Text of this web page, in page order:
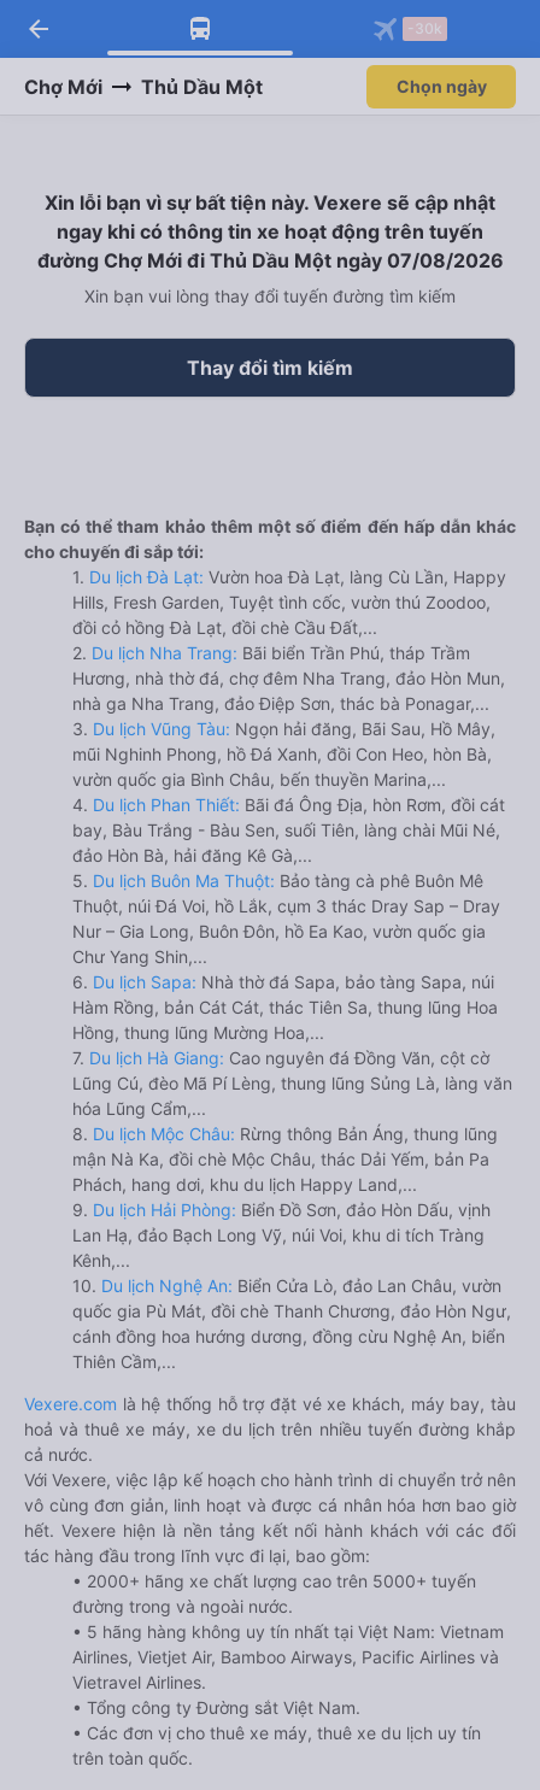
Tải app Vexere ngay!
Nhận ưu đãi thành viên độc
Mở app
Tải app Vexere
-30k/ghế khi đặt vé máy bay qua
Mở app
arrow_back -30k
Chợ Mới Thủ Dầu Một Chọn ngày
Xin lỗi bạn vì sự bất tiện này. Vexere sẽ cập nhật
ngay khi có thông tin xe hoạt động trên tuyến
đường Chợ Mới đi Thủ Dầu Một ngày 07/08/2026
Xin bạn vui lòng thay đổi tuyến đường tìm kiếm
Thay đổi tìm kiếm
Bạn có thể tham khảo thêm một số điểm đến hấp dẫn khác
cho chuyến đi sắp tới:
1. Du lịch Đà Lạt: Vườn hoa Đà Lạt, làng Cù Lần, Happy
Hills, Fresh Garden, Tuyệt tình cốc, vườn thú Zoodoo,
đồi cỏ hồng Đà Lạt, đồi chè Cầu Đất,...
2. Du lịch Nha Trang: Bãi biển Trần Phú, tháp Trầm
Hương, nhà thờ đá, chợ đêm Nha Trang, đảo Hòn Mun,
nhà ga Nha Trang, đảo Điệp Sơn, thác bà Ponagar,...
3. Du lịch Vũng Tàu: Ngọn hải đăng, Bãi Sau, Hồ Mây,
mũi Nghinh Phong, hồ Đá Xanh, đồi Con Heo, hòn Bà,
vườn quốc gia Bình Châu, bến thuyền Marina,...
4. Du lịch Phan Thiết: Bãi đá Ông Địa, hòn Rơm, đồi cát
bay, Bàu Trắng - Bàu Sen, suối Tiên, làng chài Mũi Né,
đảo Hòn Bà, hải đăng Kê Gà,...
5. Du lịch Buôn Ma Thuột: Bảo tàng cà phê Buôn Mê
Thuột, núi Đá Voi, hồ Lắk, cụm 3 thác Dray Sap – Dray
Nur – Gia Long, Buôn Đôn, hồ Ea Kao, vườn quốc gia
Chư Yang Shin,...
6. Du lịch Sapa: Nhà thờ đá Sapa, bảo tàng Sapa, núi
Hàm Rồng, bản Cát Cát, thác Tiên Sa, thung lũng Hoa
Hồng, thung lũng Mường Hoa,...
7. Du lịch Hà Giang: Cao nguyên đá Đồng Văn, cột cờ
Lũng Cú, đèo Mã Pí Lèng, thung lũng Sủng Là, làng văn
hóa Lũng Cẩm,...
8. Du lịch Mộc Châu: Rừng thông Bản Áng, thung lũng
mận Nà Ka, đồi chè Mộc Châu, thác Dải Yếm, bản Pa
Phách, hang dơi, khu du lịch Happy Land,...
9. Du lịch Hải Phòng: Biển Đồ Sơn, đảo Hòn Dấu, vịnh
Lan Hạ, đảo Bạch Long Vỹ, núi Voi, khu di tích Tràng
Kênh,...
10. Du lịch Nghệ An: Biển Cửa Lò, đảo Lan Châu, vườn
quốc gia Pù Mát, đồi chè Thanh Chương, đảo Hòn Ngư,
cánh đồng hoa hướng dương, đồng cừu Nghệ An, biển
Thiên Cầm,...
Vexere.com là hệ thống hỗ trợ đặt vé xe khách, máy bay, tàu
hoả và thuê xe máy, xe du lịch trên nhiều tuyến đường khắp
cả nước.
Với Vexere, việc lập kế hoạch cho hành trình di chuyển trở nên
vô cùng đơn giản, linh hoạt và được cá nhân hóa hơn bao giờ
hết. Vexere hiện là nền tảng kết nối hành khách với các đối
tác hàng đầu trong lĩnh vực đi lại, bao gồm:
• 2000+ hãng xe chất lượng cao trên 5000+ tuyến
đường trong và ngoài nước.
• 5 hãng hàng không uy tín nhất tại Việt Nam: Vietnam
Airlines, Vietjet Air, Bamboo Airways, Pacific Airlines và
Vietravel Airlines.
• Tổng công ty Đường sắt Việt Nam.
• Các đơn vị cho thuê xe máy, thuê xe du lịch uy tín
trên toàn quốc.